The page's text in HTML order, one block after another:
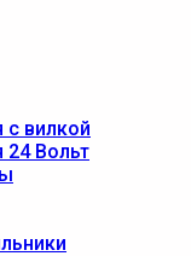
с вилкой
24 Вольт